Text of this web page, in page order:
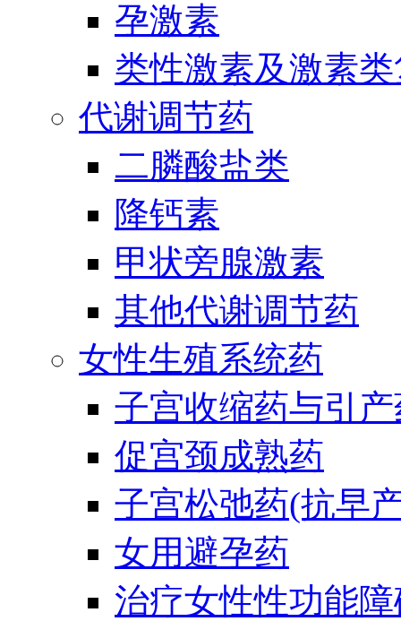
孕激素
类性激素及激素
代谢调节药
二膦酸盐类
降钙素
甲状旁腺激素
其他代谢调节药
女性生殖系统药
子宫收缩药与引
促宫颈成熟药
子宫松弛药(抗早
女用避孕药
治疗女性性功能